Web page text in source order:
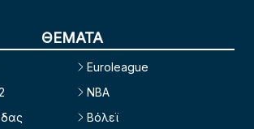
ΘΕΜΑΤΑ
Euroleague
NBA
Βόλεϊ